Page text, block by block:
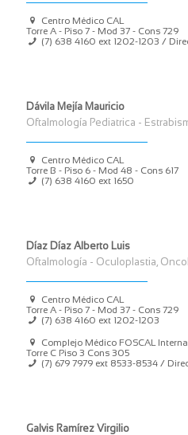
Centro Médico CAL
Torre A - Piso 7 - Mod 37 - Cons 729
(7) 638 4160 ext 1202-1203 /
Dávila Mejía Mauricio
Oftalmología Pediatrica -
Centro Médico CAL
Torre B - Piso 6 - Mod 48 - Cons 617
(7) 638 4160 ext 1650
Díaz Díaz Alberto Luis
Oftalmología - Oculoplastia,
Centro Médico CAL
Torre A - Piso 7 - Mod 37 - Cons 729
(7) 638 4160 ext 1202-1203
Complejo Médico FOSCAL
Torre C Piso 3 Cons 305
(7) 679 7979 ext 8533-8534 /
Galvis Ramírez Virgilio